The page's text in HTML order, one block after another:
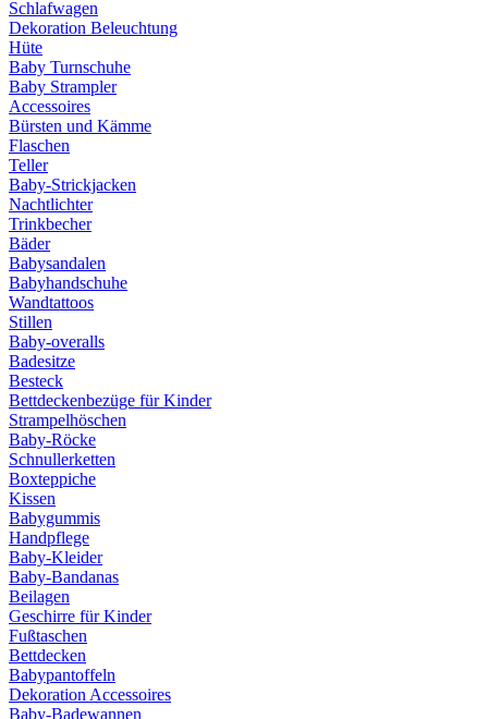
Schlafwagen
Dekoration Beleuchtung
Hüte
Baby Turnschuhe
Baby Strampler
Accessoires
Bürsten und Kämme
Flaschen
Teller
Baby-Strickjacken
Nachtlichter
Trinkbecher
Bäder
Babysandalen
Babyhandschuhe
Wandtattoos
Stillen
Baby-overalls
Badesitze
Besteck
Bettdeckenbezüge für Kinder
Strampelhöschen
Baby-Röcke
Schnullerketten
Boxteppiche
Kissen
Babygummis
Handpflege
Baby-Kleider
Baby-Bandanas
Beilagen
Geschirre für Kinder
Fußtaschen
Bettdecken
Babypantoffeln
Dekoration Accessoires
Baby-Badewannen